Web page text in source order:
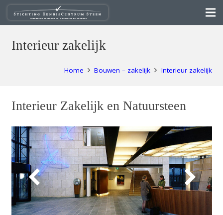
Interieur zakelijk
Home Bouwen – zakelijk Interieur zakelijk
Interieur Zakelijk en Natuursteen